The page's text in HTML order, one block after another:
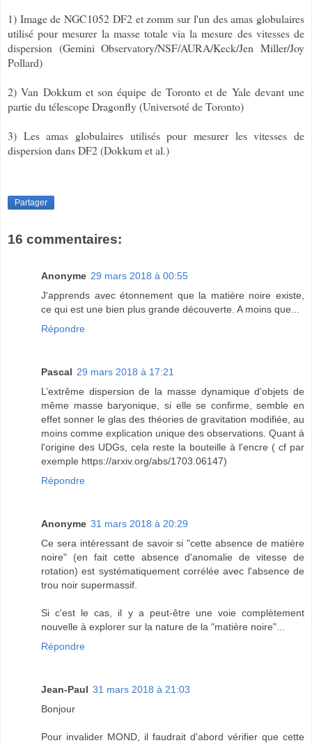
1) Image de NGC1052 DF2 et zomm sur l'un des amas globulaires
utilisé pour mesurer la masse totale via la mesure des vitesses de
dispersion (Gemini Observatory/NSF/AURA/Keck/Jen Miller/Joy
Pollard)
2) Van Dokkum et son équipe de Toronto et de Yale devant une
partie du télescope Dragonfly (Universoté de Toronto)
3) Les amas globulaires utilisés pour mesurer les vitesses de
dispersion dans DF2 (Dokkum et al.)
Partager
16 commentaires:
Anonyme 29 mars 2018 à 00:55
J'apprends avec étonnement que la matière noire existe,
ce qui est une bien plus grande découverte. A moins que...
Répondre
Pascal 29 mars 2018 à 17:21
L’extrême dispersion de la masse dynamique d'objets de
même masse baryonique, si elle se confirme, semble en
effet sonner le glas des théories de gravitation modifiée, au
moins comme explication unique des observations. Quant à
l'origine des UDGs, cela reste la bouteille à l'encre ( cf par
exemple https://arxiv.org/abs/1703.06147)
Répondre
Anonyme 31 mars 2018 à 20:29
Ce sera intéressant de savoir si "cette absence de matière
noire" (en fait cette absence d'anomalie de vitesse de
rotation) est systématiquement corrélée avec l'absence de
trou noir supermassif.
Si c'est le cas, il y a peut-être une voie complètement
nouvelle à explorer sur la nature de la "matière noire"...
Répondre
Jean-Paul 31 mars 2018 à 21:03
Bonjour
Pour invalider MOND, il faudrait d'abord vérifier que cette